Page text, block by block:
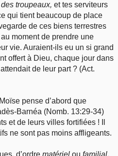
troupeaux, et tes serviteurs
qui tient beaucoup de place
de ces biens terrestres
moment de prendre une
vie. Auraient-ils eu un si grand
offert à Dieu, chaque jour dans
de leur part ? (Act.
pense d’abord que
Barnéa (Nomb. 13:29-34)
et de leurs villes fortifiées ! Il
ne sont pas moins affligeants.